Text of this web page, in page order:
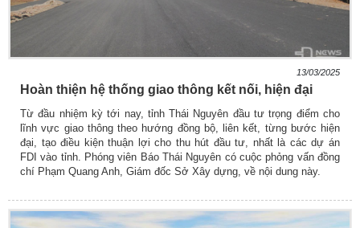
13/03/2025
Hoàn thiện hệ thống giao thông kết nối, hiện đại
Từ đầu nhiệm kỳ tới nay, tỉnh Thái Nguyên đầu tư trọng điểm cho
lĩnh vực giao thông theo hướng đồng bộ, liên kết, từng bước hiện
đại, tạo điều kiện thuận lợi cho thu hút đầu tư, nhất là các dự án
FDI vào tỉnh. Phóng viên Báo Thái Nguyên có cuộc phỏng vấn đồng
chí Phạm Quang Anh, Giám đốc Sở Xây dựng, về nội dung này.